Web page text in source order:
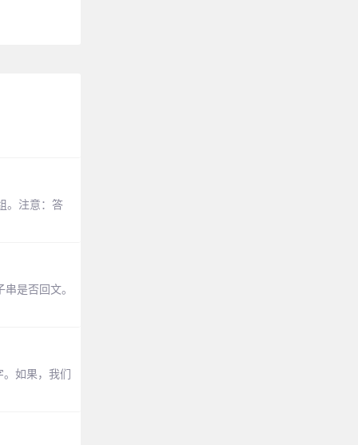
。注意：答
是否回文。
如果，我们